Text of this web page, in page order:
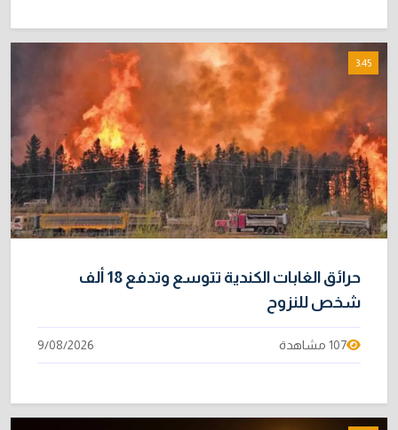
3:45
حرائق الغابات الكندية تتوسع وتدفع 18 ألف
شخص للنزوح
107 مشاهدة 9/08/2026